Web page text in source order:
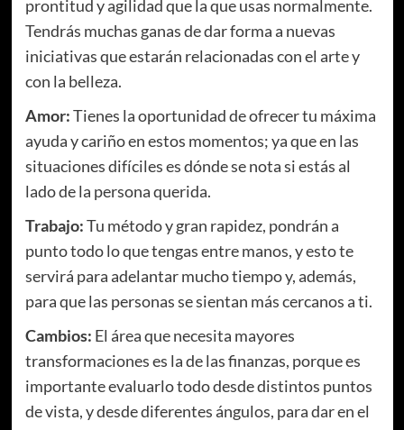
prontitud y agilidad que la que usas normalmente.
Tendrás muchas ganas de dar forma a nuevas
iniciativas que estarán relacionadas con el arte y
con la belleza.
Amor:Tienes la oportunidad de ofrecer tu máxima
ayuda y cariño en estos momentos; ya que en las
situaciones difíciles es dónde se nota si estás al
lado de la persona querida.
Trabajo:Tu método y gran rapidez, pondrán a
punto todo lo que tengas entre manos, y esto te
servirá para adelantar mucho tiempo y, además,
para que las personas se sientan más cercanos a ti.
Cambios: El área que necesita mayores
transformaciones es la de las finanzas, porque es
importante evaluarlo todo desde distintos puntos
de vista, y desde diferentes ángulos, para dar en el